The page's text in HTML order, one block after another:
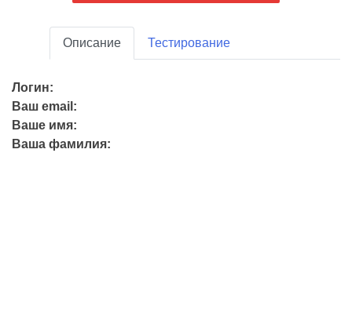
Описание Тестирование
Логин:
Ваш email:
Ваше имя:
Ваша фамилия: